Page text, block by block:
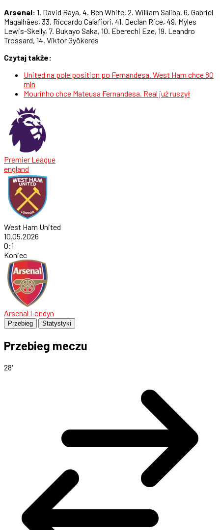
Arsenal: 1. David Raya, 4. Ben White, 2. William Saliba, 6. Gabriel
Magalhães, 33. Riccardo Calafiori, 41. Declan Rice, 49. Myles
Lewis-Skelly, 7. Bukayo Saka, 10. Eberechi Eze, 19. Leandro
Trossard, 14. Viktor Gyökeres
Czytaj także:
United na pole position po Fernandesa. West Ham chce 80
mln
Mourinho chce Mateusa Fernandesa. Real już ruszył
Premier League
england
West Ham United
10.05.2026
0:1
Koniec
Arsenal Londyn
Przebieg Statystyki
Przebieg meczu
28'